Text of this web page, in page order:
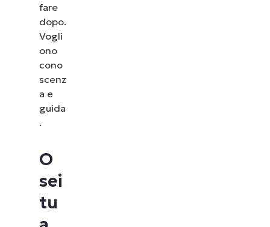
fare
dopo.
Vogli
ono
cono
scenz
a e
guida
.
O
sei
tu